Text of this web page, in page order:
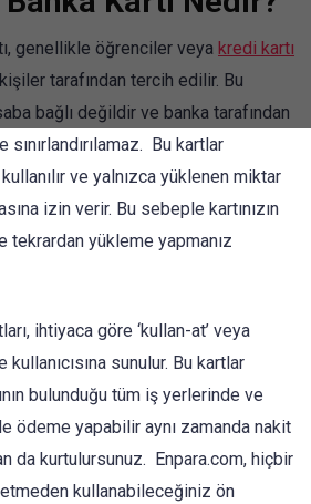
genellikle öğrenciler veya kredi kartı
tarafından tercih edilir. Bu
bağlı değildir ve banka tarafından
Bu kartlar
ve yalnızca yüklenen miktar
izin verir. Bu sebeple kartınızın
yükleme yapmanız
ihtiyaca göre ‘kullan-at’ veya
kullanıcısına sunulur. Bu kartlar
bulunduğu tüm iş yerlerinde ve
ödeme yapabilir aynı zamanda nakit
da kurtulursunuz. Enpara.com, hiçbir
kullanabileceğiniz ön